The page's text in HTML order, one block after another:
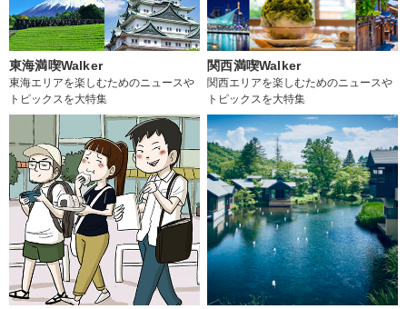
東海満喫Walker
東海エリアを楽しむためのニュースや
トピックスを大特集
関西満喫Walker
関西エリアを楽しむためのニュースや
トピックスを大特集